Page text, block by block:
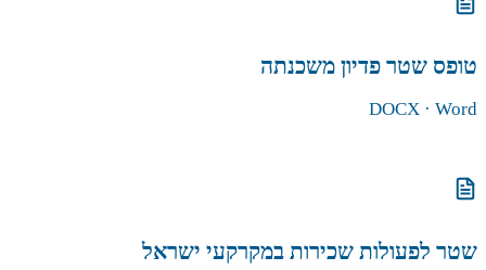
טופס שטר פדיון משכנתה
DOCX · Word
שטר לפעולות שכירות במקרקעי ישראל